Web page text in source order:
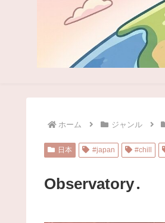
ホーム ジャンル
日本 #japan #chill
Observatory․